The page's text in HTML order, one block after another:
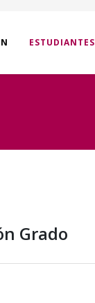
ESTUDIANTES
Grado